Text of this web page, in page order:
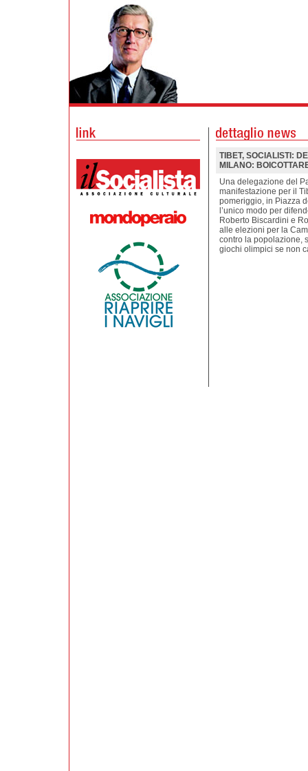
TIBET, SOCIALISTI:
MILANO:
Una delegazione del
manifestazione per il
pomeriggio, in Piazza
l’unico modo per
Roberto Biscardini e
alle elezioni per la
contro la popolazione,
giochi olimpici se non